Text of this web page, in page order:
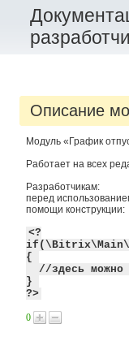
Описание
Модуль «График
Работает на всех
Разработчикам:
перед
помощи конструкции:
<?
{
//здесь можно
}
?>
0